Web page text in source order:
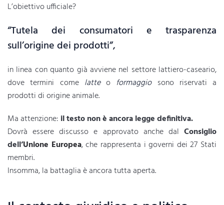
L’obiettivo ufficiale?
“Tutela dei consumatori e trasparenza
sull’origine dei prodotti”,
in linea con quanto già avviene nel settore lattiero-caseario,
dove termini come latteo formaggiosono riservati a
prodotti di origine animale.
Ma attenzione: il testo non è ancora legge definitiva.
Dovrà essere discusso e approvato anche dal Consiglio
dell’Unione Europea, che rappresenta i governi dei 27 Stati
membri.
Insomma, la battaglia è ancora tutta aperta.